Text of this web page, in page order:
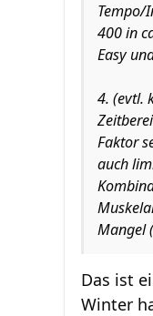
Tempo/
400 in
Easy
4. (evtl.
Faktor
auch
Mangel
Das ist
Winter